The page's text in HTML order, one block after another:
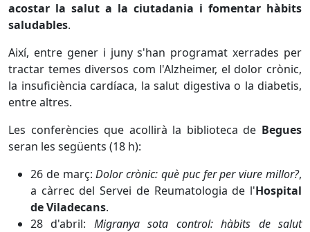
acostar la salut a la ciutadania i fomentar hàbits
saludables.
Així, entre gener i juny s'han programat xerrades per
tractar temes diversos com l'Alzheimer, el dolor crònic,
la insuficiència cardíaca, la salut digestiva o la diabetis,
entre altres.
Les conferències que acollirà la biblioteca de Begues
seran les següents (18 h):
26 de març:Dolor crònic: què puc fer per viure millor?,
a càrrec del Servei de Reumatologia de l'Hospital
de Viladecans.
28 d'abril: Migranya sota control: hàbits de salut